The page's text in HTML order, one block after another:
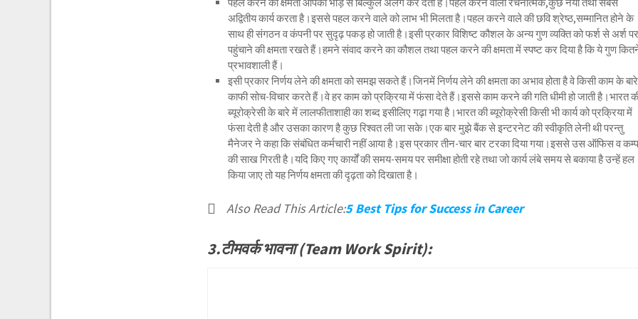
अद्वितीय कार्य करता है।इससे पहल करने वाले को लाभ भी मिलता है।पहल करने वाले की छवि श्रेष्ठ,सम्मानित होने के
साथ ही संगठन व कंपनी पर सुदृढ़ पकड़ हो जाती है।इसी प्रकार विशिष्ट कौशल के अन्य गुण व्यक्ति को फर्श से अर्श पर
पहुंचाने की क्षमता रखते हैं।हमने संवाद करने का कौशल तथा पहल करने की क्षमता में स्पष्ट कर दिया है कि ये गुण
प्रभावशाली हैं।
इसी प्रकार निर्णय लेने की क्षमता को समझ सकते हैं।जिनमें निर्णय लेने की क्षमता का अभाव होता है वे किसी काम के
काफी सोच-विचार करते हैं।वे हर काम को प्रक्रिया में फंसा देते हैं।इससे काम करने की गति धीमी हो जाती है।भारत
ब्यूरोक्रेसी के बारे में लालफीताशाही का शब्द इसीलिए गढ़ा गया है।भारत की ब्यूरोक्रेसी किसी भी कार्य को प्रक्रिया में
फंसा देती है और उसका कारण है कुछ रिश्वत ली जा सके।एक बार मुझे बैंक से इन्टरनेट की स्वीकृति लेनी थी परन्तु
मैनेजर ने कहा कि संबंधित कर्मचारी नहीं आया है।इस प्रकार तीन-चार बार टरका दिया गया।इससे उस ऑफिस व
की साख गिरती है।यदि किए गए कार्यों की समय-समय पर समीक्षा होती रहे तथा जो कार्य लंबे समय से बकाया है उन्हें हल
किया जाए तो यह निर्णय क्षमता की दृढ़ता को दिखाता है।
Also Read This Article:5 Best Tips for Success in Career
3.टीमवर्क भावना (Team Work Spirit):